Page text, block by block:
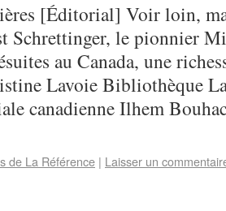
[Éditorial] Voir loin,
Schrettinger, le pionnier
au Canada, une
Lavoie Bibliothèque
canadienne Ilhem
de La Référence | Laisser un